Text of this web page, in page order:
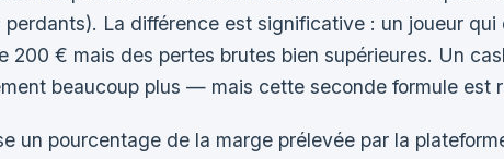
perdants). La différence est significative : un joueur
€ mais des pertes brutes bien supérieures. Un
beaucoup plus — mais cette seconde formule est
un pourcentage de la marge prélevée par la